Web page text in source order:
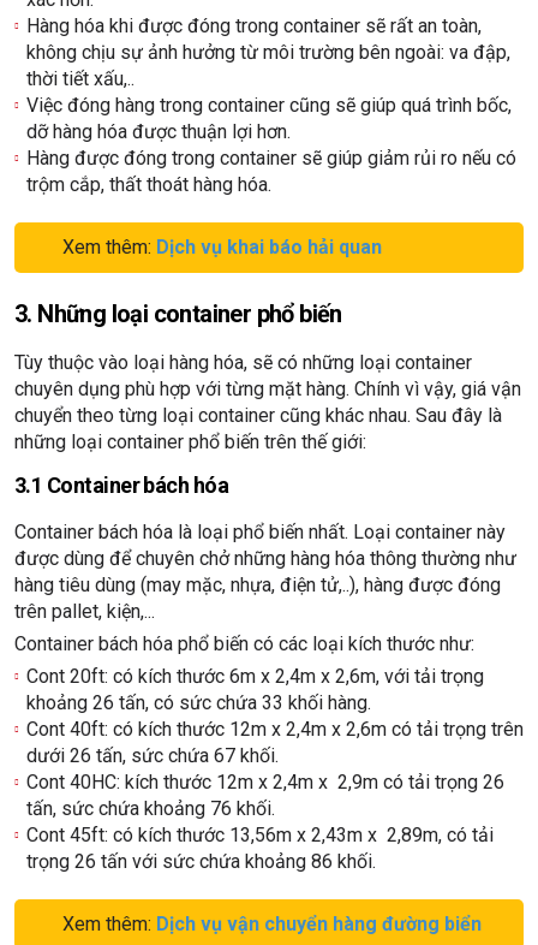
Hàng hóa khi được đóng trong container sẽ rất an toàn,
không chịu sự ảnh hưởng từ môi trường bên ngoài: va đập,
thời tiết xấu,..
Việc đóng hàng trong container cũng sẽ giúp quá trình bốc,
dỡ hàng hóa được thuận lợi hơn.
Hàng được đóng trong container sẽ giúp giảm rủi ro nếu có
trộm cắp, thất thoát hàng hóa.
Xem thêm: Dịch vụ khai báo hải quan
3. Những loại container phổ biến
Tùy thuộc vào loại hàng hóa, sẽ có những loại container
chuyên dụng phù hợp với từng mặt hàng. Chính vì vậy, giá vận
chuyển theo từng loại container cũng khác nhau. Sau đây là
những loại container phổ biến trên thế giới:
3.1 Container bách hóa
Container bách hóa là loại phổ biến nhất. Loại container này
được dùng để chuyên chở những hàng hóa thông thường như
hàng tiêu dùng (may mặc, nhựa, điện tử,..), hàng được đóng
trên pallet, kiện,...
Container bách hóa phổ biến có các loại kích thước như:
Cont 20ft: có kích thước 6m x 2,4m x 2,6m, với tải trọng
khoảng 26 tấn, có sức chứa 33 khối hàng.
Cont 40ft: có kích thước 12m x 2,4m x 2,6m có tải trọng trên
dưới 26 tấn, sức chứa 67 khối.
Cont 40HC: kích thước 12m x 2,4m x 2,9m có tải trọng 26
tấn, sức chứa khoảng 76 khối.
Cont 45ft: có kích thước 13,56m x 2,43m x 2,89m, có tải
trọng 26 tấn với sức chứa khoảng 86 khối.
Xem thêm: Dịch vụ vận chuyển hàng đường biển